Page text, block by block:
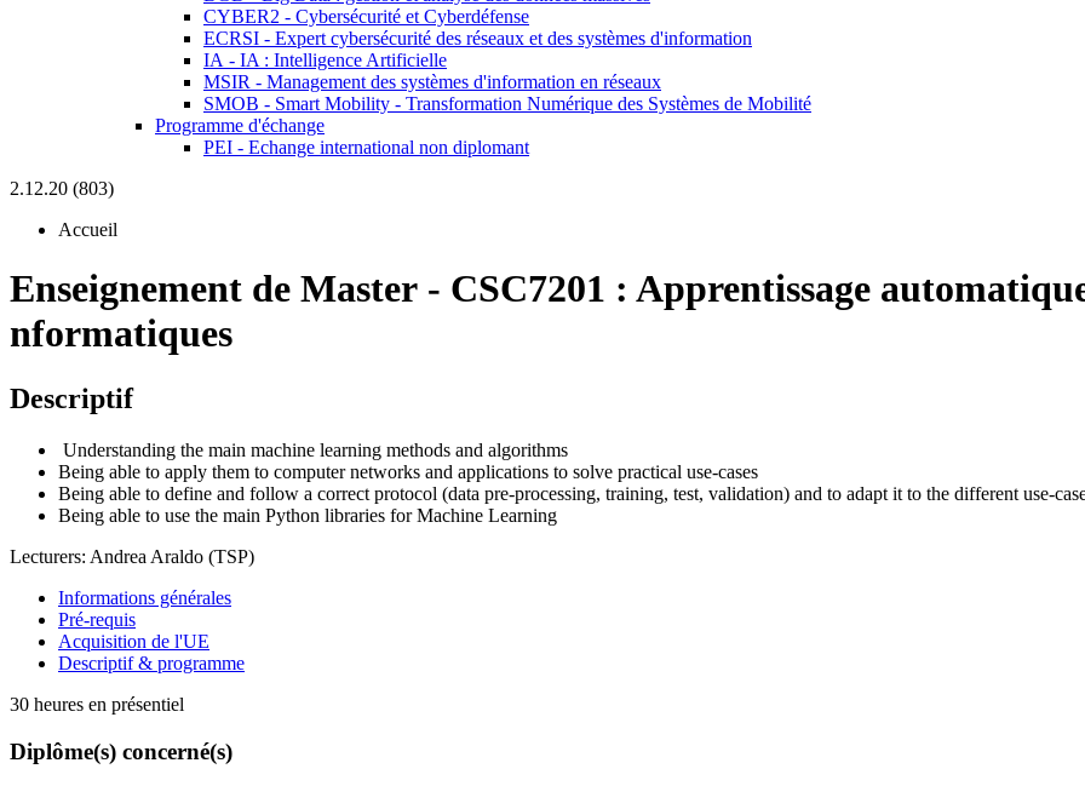
CYBER2 - Cybersécurité et Cyberdéfense
ECRSI - Expert cybersécurité des réseaux et des systèmes d'information
IA - IA : Intelligence Artificielle
MSIR - Management des systèmes d'information en réseaux
SMOB - Smart Mobility - Transformation Numérique des Systèmes de Mobilité
Programme d'échange
PEI - Echange international non diplomant
2.12.20 (803)
Accueil
Enseignement de Master - CSC7201 : Apprentissage
nformatiques
Descriptif
Understanding the main machine learning methods and algorithms
Being able to apply them to computer networks and applications to solve practical use-cases
Being able to define and follow a correct protocol (data pre-processing, training, test, validation) and to adapt it to the different use-
Being able to use the main Python libraries for Machine Learning
Lecturers: Andrea Araldo (TSP)
Informations générales
Pré-requis
Acquisition de l'UE
Descriptif & programme
30 heures en présentiel
Diplôme(s) concerné(s)